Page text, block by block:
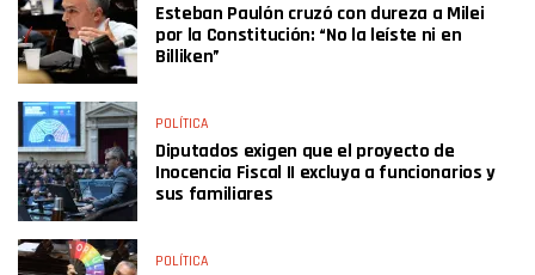
Esteban Paulón cruzó con dureza a Milei
por la Constitución: “No la leíste ni en
Billiken”
POLÍTICA
Diputados exigen que el proyecto de
Inocencia Fiscal II excluya a funcionarios y
sus familiares
POLÍTICA